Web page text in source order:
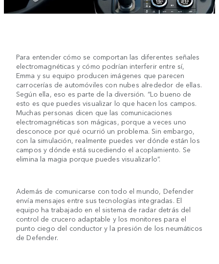
Para entender cómo se comportan las diferentes señales
electromagnéticas y cómo podrían interferir entre sí,
Emma y su equipo producen imágenes que parecen
carrocerías de automóviles con nubes alrededor de ellas.
Según ella, eso es parte de la diversión. “Lo bueno de
esto es que puedes visualizar lo que hacen los campos.
Muchas personas dicen que las comunicaciones
electromagnéticas son mágicas, porque a veces uno
desconoce por qué ocurrió un problema. Sin embargo,
con la simulación, realmente puedes ver dónde están los
campos y dónde está sucediendo el acoplamiento. Se
elimina la magia porque puedes visualizarlo”.
Además de comunicarse con todo el mundo, Defender
envía mensajes entre sus tecnologías integradas. El
equipo ha trabajado en el sistema de radar detrás del
control de crucero adaptable y los monitores para el
punto ciego del conductor y la presión de los neumáticos
de Defender.